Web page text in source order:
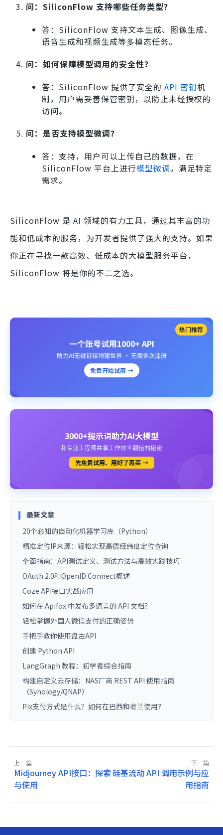
问：SiliconFlow 支持哪些任务类型？
答：SiliconFlow 支持文本生成、图像生成、
语音生成和视频生成等多模态任务。
问：如何保障模型调用的安全性？
答：SiliconFlow 提供了安全的 API 密钥机
制，用户需妥善保管密钥，以防止未经授权的
访问。
问：是否支持模型微调？
答：支持，用户可以上传自己的数据，在
SiliconFlow 平台上进行模型微调，满足特定
需求。
SiliconFlow 是 AI 领域的有力工具，通过其丰富的功
能和低成本的服务，为开发者提供了强大的支持。如果
你正在寻找一款高效、低成本的大模型服务平台，
SiliconFlow 将是你的不二之选。
热门推荐
一个账号试用1000+ API
助力AI无缝链接物理世界 · 无需多次注册
免费开始试用 →
3000+提示词助力AI大模型
和专业工程师共享工作效率翻倍的秘密
先免费试用、用好了再买 →
最新文章
20个必知的自动化机器学习库（Python）
精准定位IP来源：轻松实现高德经纬度定位查询
全面指南：API测试定义、测试方法与高效实践技巧
OAuth 2.0和OpenID Connect概述
Coze API接口实战应用
如何在 Apifox 中发布多语言的 API 文档？
轻松掌握外国人微信支付的正确姿势
手把手教你使用盘古API
创建 Python API
LangGraph 教程：初学者综合指南
构建自定义云存储：NAS厂商 REST API 使用指南
（Synology/QNAP）
Pix支付方式是什么？如何在巴西和荷兰使用？
上一篇
Midjourney API接口：探索
与使用
下一篇
硅基流动 API 调用示例与应
用指南